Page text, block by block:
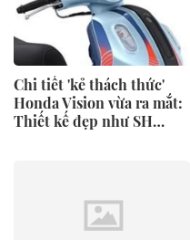
Chi tiết 'kẻ thách thức'
Honda Vision vừa ra mắt:
Thiết kế đẹp như SH